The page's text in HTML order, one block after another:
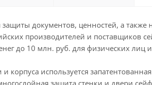
документов, ценностей, а
производителей и поставщиков
до 10 млн. руб. для физических лиц
корпуса используется
защита стенки и двери